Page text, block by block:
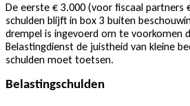
De eerste € 3.000 (voor fiscaal partners
schulden blijft in box 3 buiten
drempel is ingevoerd om te voorkomen
Belastingdienst de juistheid van kleine
schulden moet toetsen.
Belastingschulden